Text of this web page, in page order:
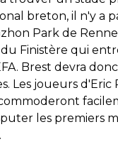
breton, il n'y a
Park de
Finistère qui
Brest devra donc
Les joueurs d'Eric
les premiers